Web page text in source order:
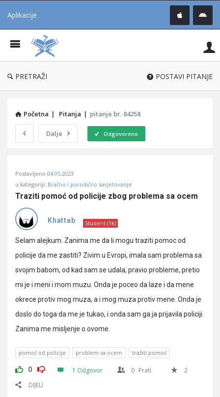
Aplikacije
®
PRETRAŽI POSTAVI PITANJE
Početna | Pitanja | pitanje br. 84258
Dalje Odgovoreno
Učene
®
Latest
Pitanja
Postavljeno 04.05.2023
u kategoriji: Bračno i porodično savjetovanje
Traziti pomoć od policije zbog problema sa ocem
Khattab Student (1k)
Selam alejkum. Zanima me da li mogu traziti pomoc od
policije da me zastiti? Zivim u Evropi, imala sam problema sa
svojim babom, od kad sam se udala, pravio probleme, pretio
mi je i meni i mom muzu. Onda je poceo da laze i da mene
okrece protiv mog muza, a i mog muza protiv mene. Onda je
doslo do toga da me je tukao, i onda sam ga ja prijavila policiji.
Zanima me misljenje o ovome.
pomoć od policije problem sa ocem tražiti pomoć
0 1 Odgovor 0 Prati
2
DIJELI